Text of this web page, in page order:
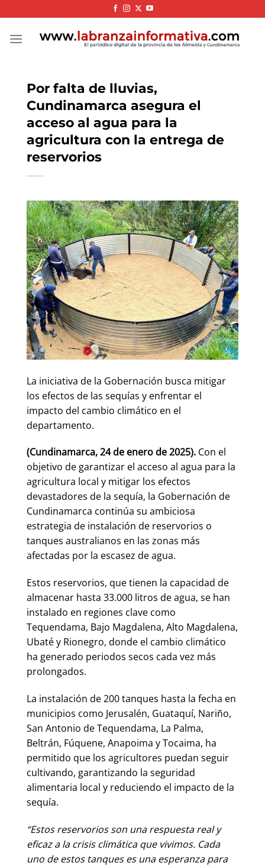
to
content
Por falta de lluvias,
Cundinamarca asegura el
acceso al agua para la
agricultura con la entrega de
reservorios
La iniciativa de la Gobernación busca mitigar
los efectos de las sequías y enfrentar el
impacto del cambio climático en el
departamento.
(Cundinamarca, 24 de enero de 2025). Con el
objetivo de garantizar el acceso al agua para la
agricultura local y mitigar los efectos
devastadores de la sequía, la Gobernación de
Cundinamarca continúa su ambiciosa
estrategia de instalación de reservorios o
tanques australianos en las zonas más
afectadas por la escasez de agua.
Estos reservorios, que tienen la capacidad de
almacenar hasta 33.000 litros de agua, se han
instalado en regiones clave como
Tequendama, Bajo Magdalena, Alto Magdalena,
Ubaté y Rionegro, donde el cambio climático
ha generado periodos secos cada vez más
prolongados.
La instalación de 200 tanques hasta la fecha en
municipios como Jerusalén, Guataquí, Nariño,
San Antonio de Tequendama, La Palma,
Beltrán, Fúquene, Anapoima y Tocaima, ha
permitido que los agricultores puedan seguir
cultivando, garantizando la seguridad
alimentaria local y reduciendo el impacto de la
sequía.
“Estos reservorios son una respuesta real y
eficaz a la crisis climática que vivimos. Cada
uno de estos tanques es una esperanza para